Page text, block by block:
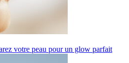
votre peau pour un glow parfait